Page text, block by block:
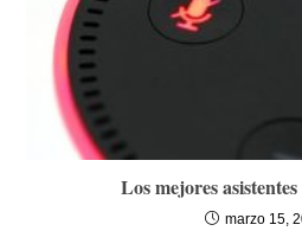
Los mejores
marzo 15,